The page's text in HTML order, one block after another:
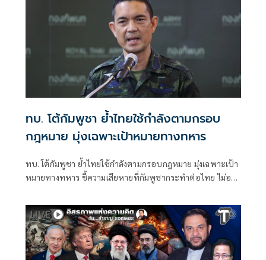
ทบ. โต้กัมพูชา ย้ำไทยใช้กำลังตามกรอบ
กฎหมาย มุ่งเฉพาะเป้าหมายทางทหาร
ทบ. โต้กัมพูชา ย้ำไทยใช้กำลังตามกรอบกฎหมาย มุ่งเฉพาะเป้า
หมายทางทหาร ชี้ความเสียหายที่กัมพูชากระทำต่อไทย ไม่อาจ